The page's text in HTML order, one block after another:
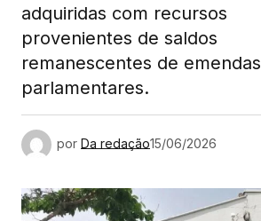
adquiridas com recursos
provenientes de saldos
remanescentes de emendas
parlamentares.
por Da redação15/06/2026